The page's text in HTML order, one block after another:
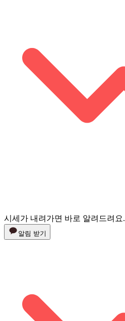
시세가 내려가면 바로 알려드려요.
알림 받기